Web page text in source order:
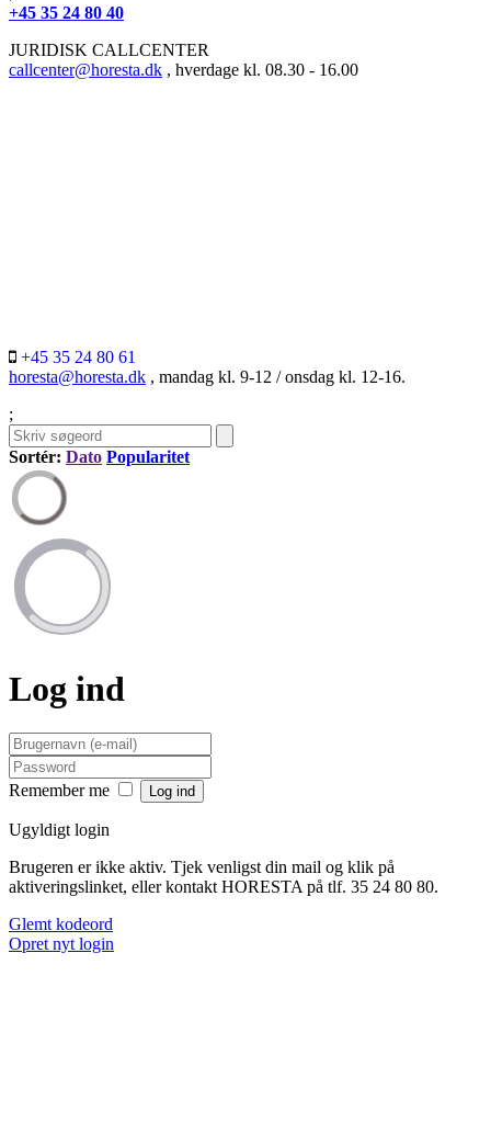
+45 35 24 80 40
JURIDISK CALLCENTER
callcenter@horesta.dk , hverdage kl. 08.30 - 16.00
+45 35 24 80 61
horesta@horesta.dk , mandag kl. 9-12 / onsdag kl. 12-16.
;
Sortér: Dato Popularitet
Log ind
Remember me
Ugyldigt login
Brugeren er ikke aktiv. Tjek venligst din mail og klik på
aktiveringslinket, eller kontakt HORESTA på tlf. 35 24 80 80.
Glemt kodeord
Opret nyt login